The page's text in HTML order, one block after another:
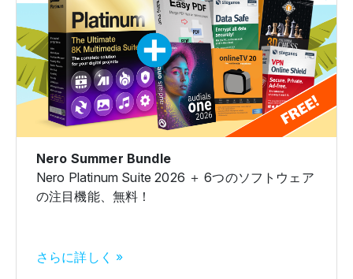
Nero Summer Bundle
Nero Platinum Suite 2026 ＋ 6つのソフトウェア
の注目機能、無料！
さらに詳しく »